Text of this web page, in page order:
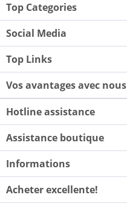
Top Categories
Social Media
Top Links
Vos avantages avec nous
Hotline assistance
Assistance boutique
Informations
Acheter excellente!